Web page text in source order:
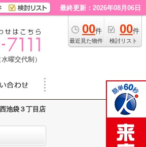
最終更新：2026年08月06日
00件
最近見た物件
00件
検討リスト
曜交代制）
池袋３丁目店